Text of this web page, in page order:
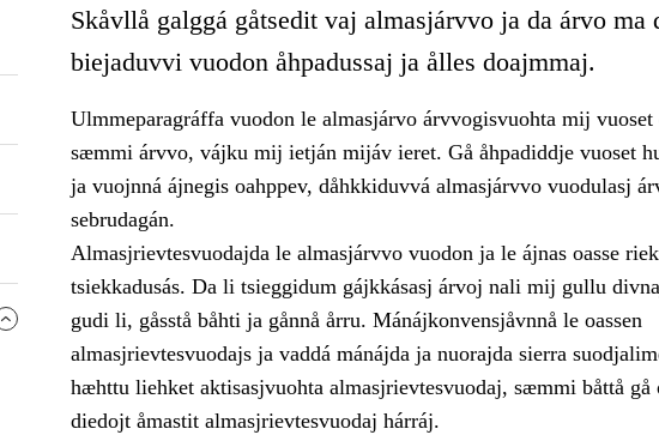
Skåvllå galggá gåtsedit vaj almasjárvvo ja da árvo ma
biejaduvvi vuodon åhpadussaj ja ålles doajmmaj.
Ulmmeparagráffa vuodon le almasjárvo árvvogisvuohta mij
sæmmi árvvo, vájku mij ietján mijáv ieret. Gå åhpadiddje vuoset
ja vuojnná ájnegis oahppev, dåhkkiduvvá almasjárvvo vuodulasj
sebrudagán.
Almasjrievtesvuodajda le almasjárvvo vuodon ja le ájnas oasse
tsiekkadusás. Da li tsieggidum gájkkásasj árvoj nali mij gullu
gudi li, gåsstå båhti ja gånnå årru. Mánájkonvensjåvnnå le oassen
almasjrievtesvuodajs ja vaddá mánájda ja nuorajda sierra
hæhttu liehket aktisasjvuohta almasjrievtesvuodaj, sæmmi båttå gå
diedojt åmastit almasjrievtesvuodaj hárráj.